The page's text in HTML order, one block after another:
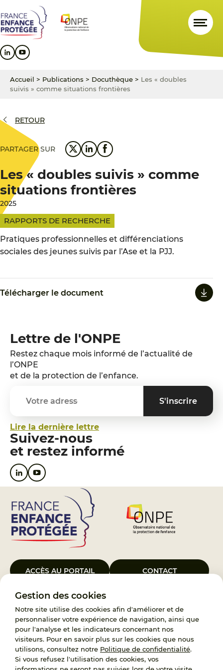
Gestion des cookies
Notre site utilise des cookies afin d'améliorer et de
personnaliser votre expérience de navigation, ainsi que
pour l'analyse et les indicateurs concernant nos
visiteurs. Pour en savoir plus sur les cookies que nous
utilisons, consultez notre Politique de confidentialité.
Si vous refusez l'utilisation des cookies, vos
au
contenu
principal
au
menu
principal
au
pied
de
Accueil > Publications > Docuthèque > Les « doubles
suivis » comme situations frontières
RETOUR
PARTAGER SUR
Les « doubles suivis » comme
situations frontières
2025
RAPPORTS DE RECHERCHE
Pratiques professionnelles et différenciations
sociales des jeunes suivis par l’Ase et la PJJ.
Télécharger le document
Lettre de l'ONPE
Restez chaque mois informé de l’actualité de
l’ONPE
et de la protection de l’enfance.
Lire la dernière lettre
Suivez-nous
et restez informé
ACCÈS AU PORTAIL CONTACT
Le Groupement d’Intérêt Public France Enfance Protégée, créé le 5
janvier 2023, a pour objet d’assurer les missions de service public du
119, d’accompagnement des adoptants et de traitement des
demandes d’accès aux origines personnelles. France Enfance
Protégée est également un observatoire et une ressource pour
l’ensemble des professionnels, ainsi qu’un appui à l’élaboration de la
politique publique à travers le soutien à l’activité des conseils
nationaux.